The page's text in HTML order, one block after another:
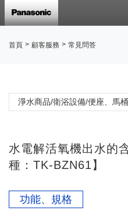
首頁 > 顧客服務 > 常見問答
淨水商品/衛浴設備/便座、馬桶
水電解活氧機出水的
種：TK-BZN61】
功能、規格